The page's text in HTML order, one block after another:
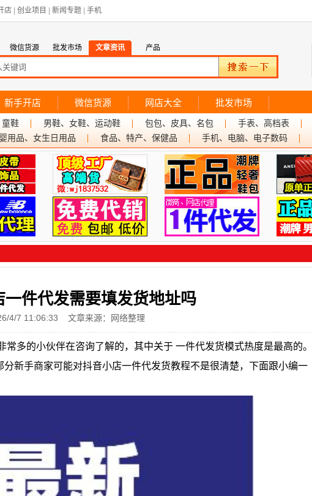
店 创业项目 新闻专题 手机
微信货源 批发市场 文章资讯 产品
新手开店 微信货源 网店大全 批发市场
童鞋 男鞋、女鞋、运动鞋 包包、皮具、名包 手表、高档表
用品、女生日用品 食品、特产、保健品 手机、电脑、电子数码
一件代发需要填发货地址吗
4/7 11:06:33 文章来源：网络整理
的小伙伴在咨询了解的，其中关于 一件代发货模式热度是最高的。
新手商家可能对抖音小店一件代发货教程不是很清楚，下面跟小编一